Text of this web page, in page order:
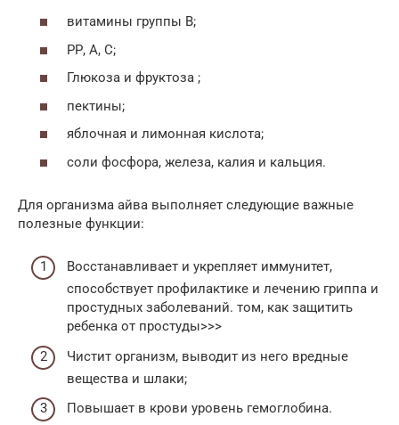
витамины группы В;
РР, А, С;
Глюкоза и фруктоза ;
пектины;
яблочная и лимонная кислота;
соли фосфора, железа, калия и кальция.
Для организма айва выполняет следующие важные
полезные функции:
Восстанавливает и укрепляет иммунитет,
способствует профилактике и лечению гриппа и
простудных заболеваний. том, как защитить
ребенка от простуды>>>
Чистит организм, выводит из него вредные
вещества и шлаки;
Повышает в крови уровень гемоглобина.